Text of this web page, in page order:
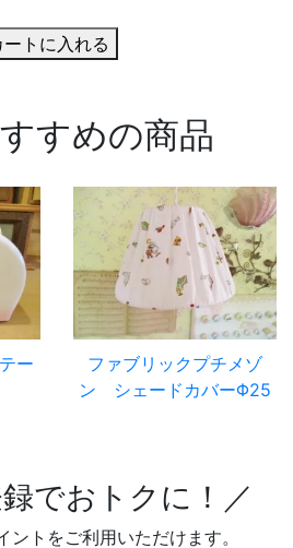
ートに入れる
すめの商品
ー
ファブリックプチメゾ
ン シェードカバーΦ25
でおトクに！／
トをご利用いただけます。